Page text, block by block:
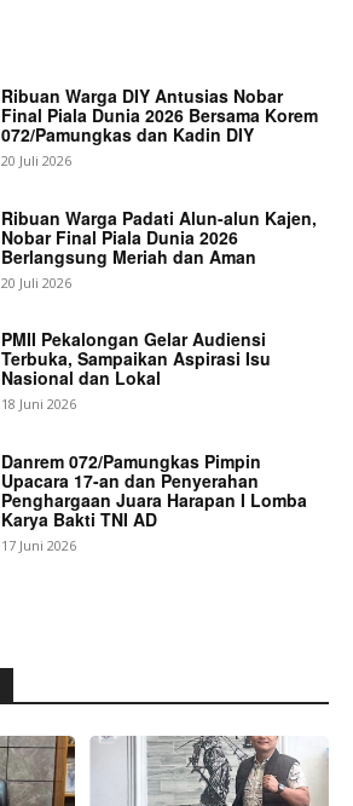
Ribuan Warga DIY Antusias Nobar
Final Piala Dunia 2026 Bersama Korem
072/Pamungkas dan Kadin DIY
20 Juli 2026
Ribuan Warga Padati Alun-alun Kajen,
Nobar Final Piala Dunia 2026
Berlangsung Meriah dan Aman
20 Juli 2026
PMII Pekalongan Gelar Audiensi
Terbuka, Sampaikan Aspirasi Isu
Nasional dan Lokal
18 Juni 2026
Danrem 072/Pamungkas Pimpin
Upacara 17-an dan Penyerahan
Penghargaan Juara Harapan I Lomba
Karya Bakti TNI AD
17 Juni 2026